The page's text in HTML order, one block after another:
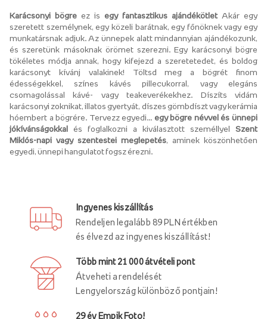
Karácsonyi bögre ez is egy fantasztikus ajándékötlet Akár egy
szeretett személynek, egy közeli barátnak, egy főnöknek vagy egy
munkatársnak adjuk. Az ünnepek alatt mindannyian ajándékozunk,
és szeretünk másoknak örömet szerezni. Egy karácsonyi bögre
tökéletes módja annak, hogy kifejezd a szeretetedet, és boldog
karácsonyt kívánj valakinek! Töltsd meg a bögrét finom
édességekkel, színes kávés pillecukorral, vagy elegáns
csomagolással kávé- vagy teakeverékekhez. Díszíts vidám
karácsonyi zoknikat, illatos gyertyát, díszes gömbdíszt vagy kerámia
hóembert a bögrére. Tervezz egyedi... egy bögre névvel és ünnepi
jókívánságokkal
és foglalkozni a kiválasztott személlyel Szent
Miklós-napi vagy szentestei meglepetés, aminek köszönhetően
egyedi, ünnepi hangulatot fogsz érezni.
Ingyenes kiszállítás
Rendeljen legalább 89 PLN értékben
és élvezd az ingyenes kiszállítást!
Több mint 21 000 átvételi pont
Átveheti a rendelését
Lengyelország különböző pontjain!
29 év Empik Foto!